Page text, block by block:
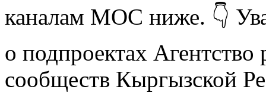
каналам МОС ниже. 👇
о подпроектах Агентство
сообществ Кыргызской